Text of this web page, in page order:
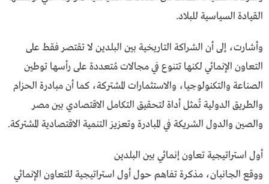
القيادة السياسية للبلاد.
وأشارت، إلى أن الشراكة التاريخية بين البلدين لا تقتصر فقط على
التعاون الإنمائي لكنها تتنوع في مجالات مُتعددة على رأسها توطين
الصناعة والتكنولوجيا، والاستثمارات المشتركة، كما أن مبادرة الحزام
والطريق الدولية تُمثل أداة لتحقيق التكامل الاقتصادي بين مصر
والصين والدول الشريكة في المبادرة وتعزيز التنمية الاقتصادية المشتركة.
أول استراتيجية تعاون إنمائي بين البلدين
ووقع الجانبان، مذكرة تفاهم حول أول استراتيجية للتعاون الإنمائي